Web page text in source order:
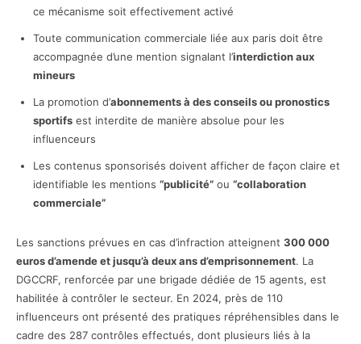
ce mécanisme soit effectivement activé
Toute communication commerciale liée aux paris doit être
accompagnée d’une mention signalant l’interdiction aux
mineurs
La promotion d’abonnements à des conseils ou pronostics
sportifs est interdite de manière absolue pour les
influenceurs
Les contenus sponsorisés doivent afficher de façon claire et
identifiable les mentions “publicité” ou “collaboration
commerciale”
Les sanctions prévues en cas d’infraction atteignent 300 000
euros d’amende et jusqu’à deux ans d’emprisonnement. La
DGCCRF, renforcée par une brigade dédiée de 15 agents, est
habilitée à contrôler le secteur. En 2024, près de 110
influenceurs ont présenté des pratiques répréhensibles dans le
cadre des 287 contrôles effectués, dont plusieurs liés à la